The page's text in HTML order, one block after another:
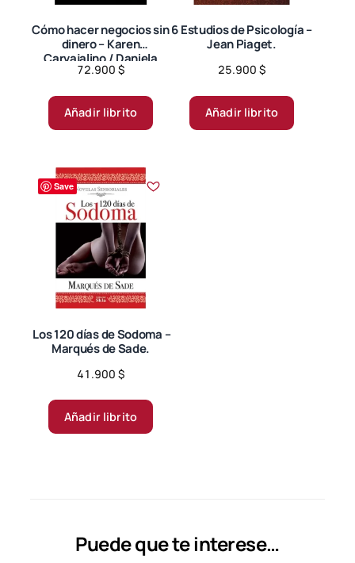
Cómo hacer negocios sin
dinero – Karen
Carvajalino / Daniela
Carvajalino.
72.900 $
Añadir librito
6 Estudios de Psicología –
Jean Piaget.
25.900 $
Añadir librito
Save
Los 120 días de Sodoma –
Marqués de Sade.
41.900 $
Añadir librito
Puede que te interese…